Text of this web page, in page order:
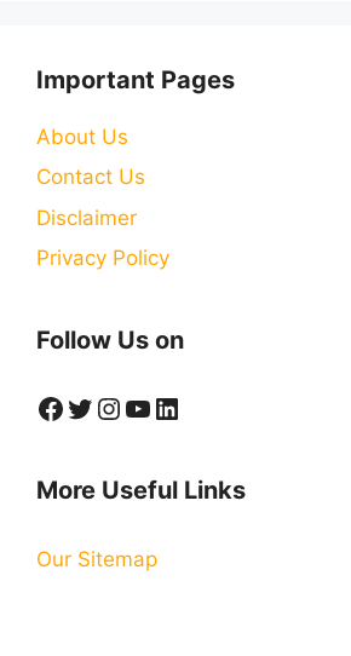
Important Pages
About Us
Contact Us
Disclaimer
Privacy Policy
Follow Us on
Facebook
Twitter
Instagram
YouTube
LinkedIn
More Useful Links
Our Sitemap